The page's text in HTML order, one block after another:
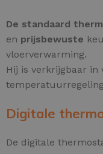
De standaard
en prijsbewuste
vloerverwarming.
Hij is verkrijgbaar in
Digitale
De digitale